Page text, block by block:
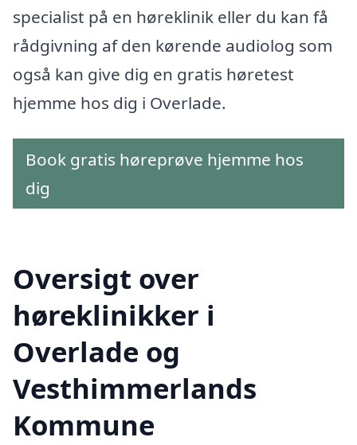
specialist på en høreklinik eller du kan få
rådgivning af den kørende audiolog som
også kan give dig en gratis høretest
hjemme hos dig i Overlade.
Book gratis høreprøve hjemme hos
dig
Oversigt over
høreklinikker i
Overlade og
Vesthimmerlands
Kommune